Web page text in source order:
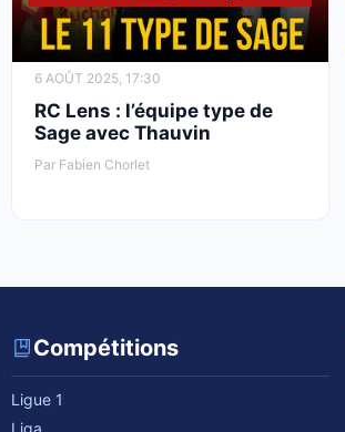
6 AOÛT 2025, 17:30
RC Lens : l’équipe type de
Sage avec Thauvin
Par Fabien Chorlet
Compétitions
Ligue 1